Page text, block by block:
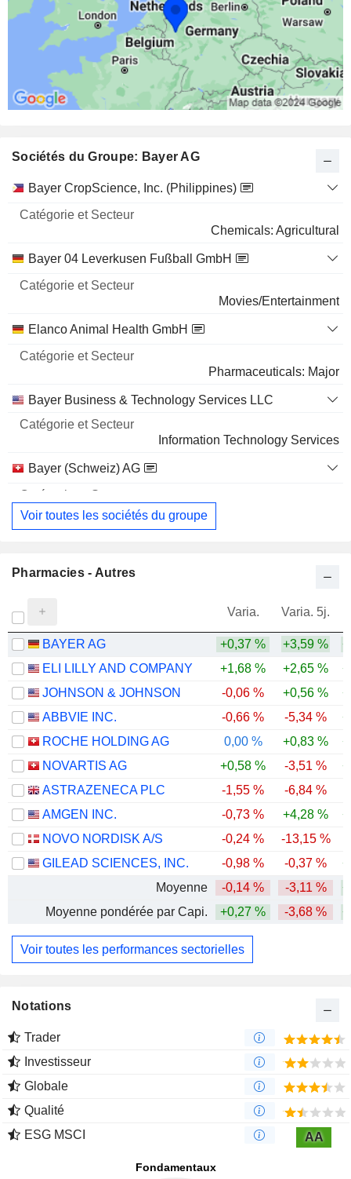
2 809 848
9,02 %
3 M $
Sociétés du Groupe: Bayer AG
Nom
Catégorie
Secteur
Bayer CropScience, Inc. (Philippines)
Chemicals: Agricultural
Bayer 04 Leverkusen Fußball GmbH
Movies/Entertainment
Elanco Animal Health GmbH
Pharmaceuticals: Major
Bayer Business & Technology Services LLC
Information Technology Services
Bayer (Schweiz) AG
Voir toutes les sociétés du groupe
Pharmacies - Autres
Varia. Varia. 5j.
BAYER AG +0,37 % +3,59 %
ELI LILLY AND COMPANY
+1,68 % +2,65 %
JOHNSON & JOHNSON
-0,06 % +0,56 %
ABBVIE INC.
-0,66 % -5,34 %
ROCHE HOLDING AG
0,00 % +0,83 %
NOVARTIS AG
+0,58 % -3,51 %
ASTRAZENECA PLC
-1,55 % -6,84 %
AMGEN INC.
-0,73 % +4,28 %
NOVO NORDISK A/S
-0,24 % -13,15 %
GILEAD SCIENCES, INC.
-0,98 % -0,37 %
Moyenne
-0,14 % -3,11 %
Moyenne pondérée par Capi.
+0,27 % -3,68 %
Voir toutes les performances sectorielles
Notations
Trader
Investisseur
Globale
Qualité
ESG MSCI
AA